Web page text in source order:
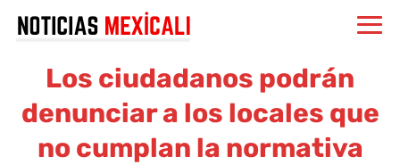
Los ciudadanos podrán
denunciar a los locales que
no cumplan la normativa